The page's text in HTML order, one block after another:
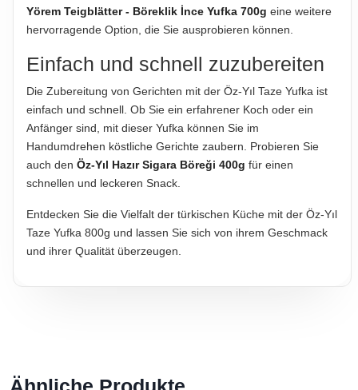
Yörem Teigblätter - Böreklik İnce Yufka 700g eine weitere
hervorragende Option, die Sie ausprobieren können.
Einfach und schnell zuzubereiten
Die Zubereitung von Gerichten mit der Öz-Yıl Taze Yufka ist
einfach und schnell. Ob Sie ein erfahrener Koch oder ein
Anfänger sind, mit dieser Yufka können Sie im
Handumdrehen köstliche Gerichte zaubern. Probieren Sie
auch den Öz-Yıl Hazır Sigara Böreği 400g für einen
schnellen und leckeren Snack.
Entdecken Sie die Vielfalt der türkischen Küche mit der Öz-Yıl
Taze Yufka 800g und lassen Sie sich von ihrem Geschmack
und ihrer Qualität überzeugen.